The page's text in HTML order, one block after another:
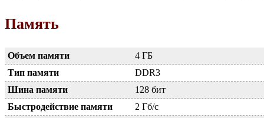
Память
Объем памяти
4 ГБ
Тип памяти
DDR3
Шина памяти
128 бит
Быстродействие памяти
2 Гб/с